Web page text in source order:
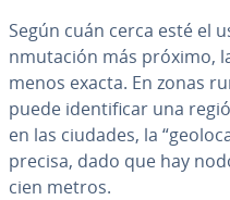
Según cuán cerca esté el
n­mu­ta­ción más próximo,
menos exacta. En zonas
puede ide­n­ti­fi­car una
en las ciudades, la
precisa, dado que hay
cien metros.